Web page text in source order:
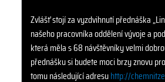
Zvlášť stojí za vyzdvihnutí přednáška
našeho pracovníka oddělení vývoje a
která měla s 68 návštěvníky velmi
přednášku si budete moci brzy znovu
tomu následující adresuhttp://